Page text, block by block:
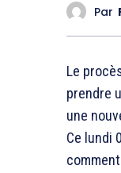
Par
Le
prendre
une
Ce lundi